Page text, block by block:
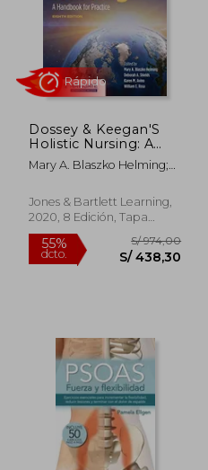
55%
dcto. S/ 80,85
Dossey & Keegan'S
Holistic Nursing: A
Handbook for
Practice (en Inglés)
Mary A. Blaszko Helming;
M. Avino; William E. Rosa
Jones & Bartlett Learning,
2020, 8 Edición, Tapa
Blanda, Nuevo